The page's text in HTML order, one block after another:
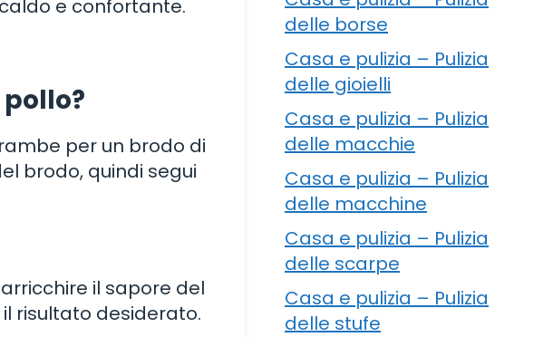
e confortante.
per un brodo di
brodo, quindi segui
il sapore del
risultato desiderato.
delle borse
Casa e pulizia – Pulizia
delle gioielli
Casa e pulizia – Pulizia
delle macchie
Casa e pulizia – Pulizia
delle macchine
Casa e pulizia – Pulizia
delle scarpe
Casa e pulizia – Pulizia
delle stufe